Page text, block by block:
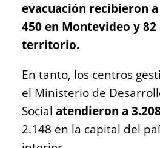
evacuación recibieron a
450 en Montevideo y
territorio.
En tanto, los centros
el Ministerio de
Social atendieron a
2.148 en la capital del